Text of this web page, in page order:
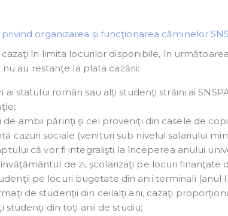
organizarea şi funcţionarea căminelor
în limita locurilor disponibile, în
au restanţe la plata cazării:
ai statului român sau alţi studenţi străini ai
ambii părinţi şi cei proveniţi din casele de
cazuri sociale (venituri sub nivelul salariului
că vor fi integralişti la începerea anului
de zi, şcolarizaţi pe locuri finanţate
pe locuri bugetate din anii terminali (anul
de studenţii din ceilalţi ani, cazaţi
studenţi din toţi anii de studiu;